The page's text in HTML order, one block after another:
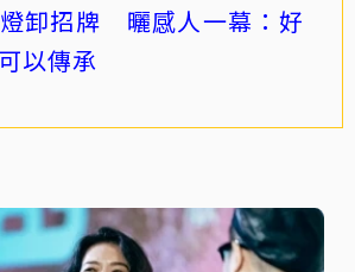
卸招牌 曬感人一幕：好
以傳承